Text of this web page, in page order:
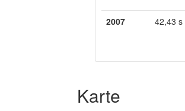
2007 42,43 s
Karte